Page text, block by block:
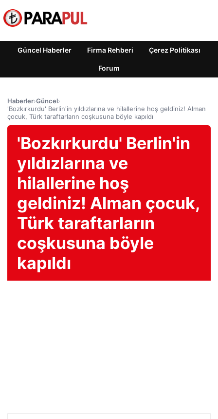
Güncel Haberler Firma Rehberi Çerez Politikası
Forum
Haberler›Güncel›
'Bozkırkurdu' Berlin'in yıldızlarına ve hilallerine hoş geldiniz! Alman
çocuk, Türk taraftarların coşkusuna böyle kapıldı
'Bozkırkurdu' Berlin'in
yıldızlarına ve
hilallerine hoş
geldiniz! Alman çocuk,
Türk taraftarların
coşkusuna böyle
kapıldı